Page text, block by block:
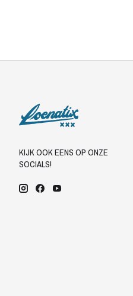
KIJK OOK EENS OP ONZE
SOCIALS!